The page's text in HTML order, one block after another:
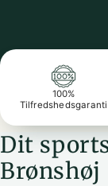
100%
Tilfredshedsgaranti
Dit
Brønshøj